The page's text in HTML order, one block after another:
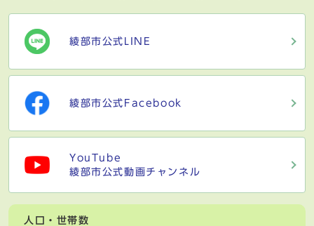
綾部市公式LINE
綾部市公式Facebook
YouTube
綾部市公式動画チャンネル
人口・世帯数